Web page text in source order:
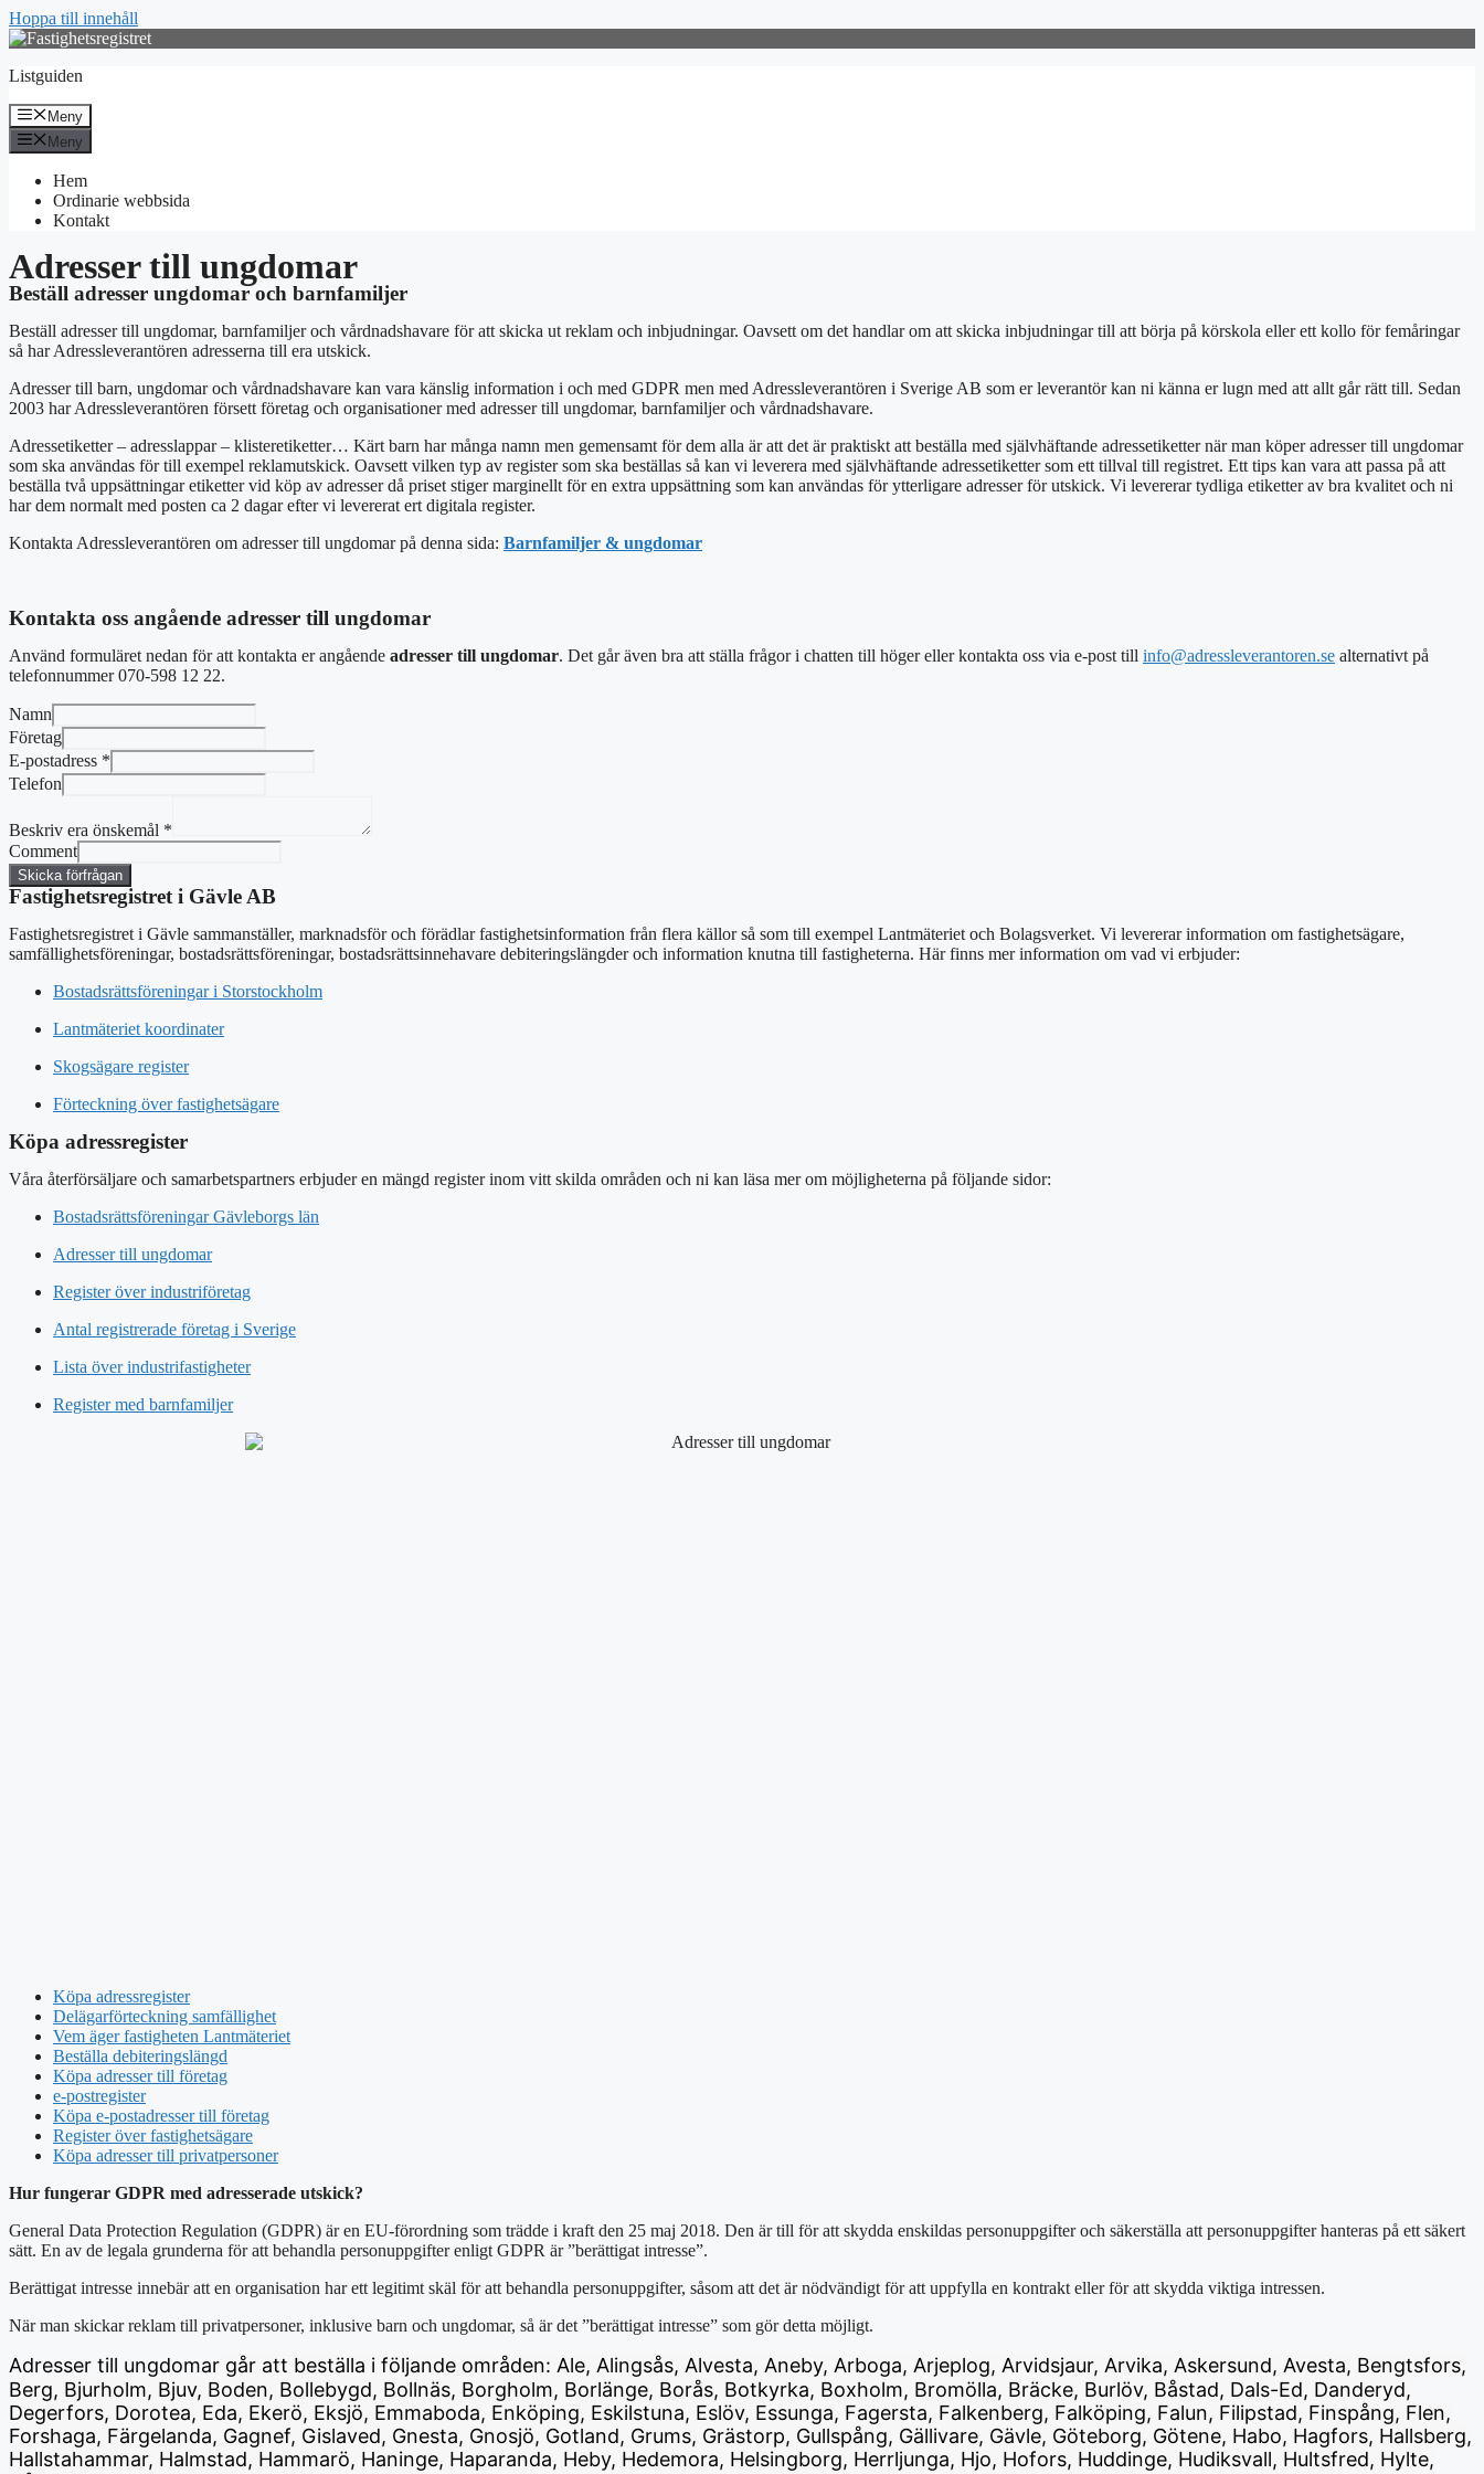
Hoppa till innehåll
Listguiden
Meny
Meny
Hem
Ordinarie webbsida
Kontakt
Adresser till ungdomar
Beställ adresser ungdomar och barnfamiljer
Beställ adresser till ungdomar, barnfamiljer och vårdnadshavare för att skicka ut reklam och inbjudningar. Oavsett om det handlar om att skicka inbjudningar till att börja på körskola eller ett kollo för femåringar
så har Adressleverantören adresserna till era utskick.
Adresser till barn, ungdomar och vårdnadshavare kan vara känslig information i och med GDPR men med Adressleverantören i Sverige AB som er leverantör kan ni känna er lugn med att allt går rätt till. Sedan
2003 har Adressleverantören försett företag och organisationer med adresser till ungdomar, barnfamiljer och vårdnadshavare.
Adressetiketter – adresslappar – klisteretiketter… Kärt barn har många namn men gemensamt för dem alla är att det är praktiskt att beställa med självhäftande adressetiketter när man köper adresser till ungdomar
som ska användas för till exempel reklamutskick. Oavsett vilken typ av register som ska beställas så kan vi leverera med självhäftande adressetiketter som ett tillval till registret. Ett tips kan vara att passa på att
beställa två uppsättningar etiketter vid köp av adresser då priset stiger marginellt för en extra uppsättning som kan användas för ytterligare adresser för utskick. Vi levererar tydliga etiketter av bra kvalitet och ni
har dem normalt med posten ca 2 dagar efter vi levererat ert digitala register.
Kontakta Adressleverantören om adresser till ungdomar på denna sida: Barnfamiljer & ungdomar
Kontakta oss angående adresser till ungdomar
Använd formuläret nedan för att kontakta er angående adresser till ungdomar. Det går även bra att ställa frågor i chatten till höger ellerkontakta oss via e-post till info@adressleverantoren.se alternativt på
telefonnummer 070-598 12 22.
Namn
Företag
E-postadress *
Telefon
Beskriv era önskemål *
Comment
Skicka förfrågan
Fastighetsregistret i Gävle AB
Fastighetsregistret i Gävle sammanställer, marknadsför och förädlar fastighetsinformation från flera källor så som till exempel Lantmäteriet och Bolagsverket. Vi levererar information om fastighetsägare,
samfällighetsföreningar, bostadsrättsföreningar, bostadsrättsinnehavare debiteringslängder och information knutna till fastigheterna. Här finns mer information om vad vi erbjuder:
Bostadsrättsföreningar i Storstockholm
Lantmäteriet koordinater
Skogsägare register
Förteckning över fastighetsägare
Köpa adressregister
Våra återförsäljare och samarbetspartners erbjuder en mängd register inom vitt skilda områden och ni kan läsa mer om möjligheterna på följande sidor:
Bostadsrättsföreningar Gävleborgs län
Adresser till ungdomar
Register över industriföretag
Antal registrerade företag i Sverige
Lista över industrifastigheter
Register med barnfamiljer
Köpa adressregister
Delägarförteckning samfällighet
Vem äger fastigheten Lantmäteriet
Beställa debiteringslängd
Köpa adresser till företag
e-postregister
Köpa e-postadresser till företag
Register över fastighetsägare
Köpa adresser till privatpersoner
Hur fungerar GDPR med adresserade utskick?
General Data Protection Regulation (GDPR) är en EU-förordning som trädde i kraft den 25 maj 2018. Den är till för att skydda enskildas personuppgifter och säkerställa att personuppgifter hanteras på ett säkert
sätt. En av de legala grunderna för att behandla personuppgifter enligt GDPR är ”berättigat intresse”.
Berättigat intresse innebär att en organisation har ett legitimt skäl för att behandla personuppgifter, såsom att det är nödvändigt för att uppfylla en kontrakt eller för att skydda viktiga intressen.
När man skickar reklam till privatpersoner, inklusive barn och ungdomar, så är det ”berättigat intresse” som gör detta möjligt.
Adresser till ungdomar går att beställa i följande områden: Ale, Alingsås, Alvesta, Aneby, Arboga, Arjeplog, Arvidsjaur, Arvika, Askersund, Avesta, Bengtsfors,
Berg, Bjurholm, Bjuv, Boden, Bollebygd, Bollnäs, Borgholm, Borlänge, Borås, Botkyrka, Boxholm, Bromölla, Bräcke, Burlöv, Båstad, Dals-Ed, Danderyd,
Degerfors, Dorotea, Eda, Ekerö, Eksjö, Emmaboda, Enköping, Eskilstuna, Eslöv, Essunga, Fagersta, Falkenberg, Falköping, Falun, Filipstad, Finspång, Flen,
Forshaga, Färgelanda, Gagnef, Gislaved, Gnesta, Gnosjö, Gotland, Grums, Grästorp, Gullspång, Gällivare, Gävle, Göteborg, Götene, Habo, Hagfors, Hallsberg,
Hallstahammar, Halmstad, Hammarö, Haninge, Haparanda, Heby, Hedemora, Helsingborg, Herrljunga, Hjo, Hofors, Huddinge, Hudiksvall, Hultsfred, Hylte,